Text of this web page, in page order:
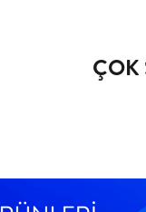
ÇOK